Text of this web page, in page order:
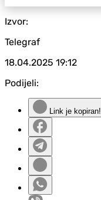
Izvor:
Telegraf
18.04.2025 19:12
Podijeli:
Link je kopiran!